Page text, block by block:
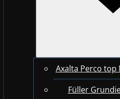
Axalta Perco top
Füller